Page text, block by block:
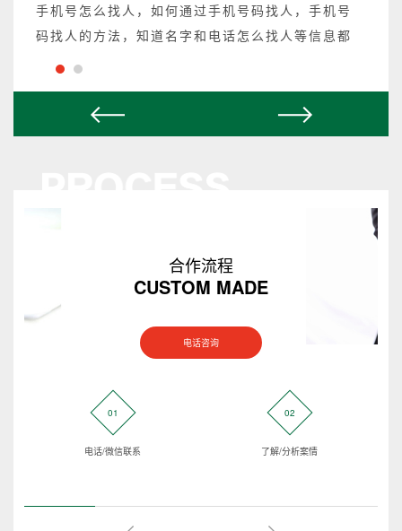
手机号怎么找人，如何通过手机号码找人，手机号
码找人的方法，知道名字和电话怎么找人等信息都
可以操作，不成功不收费。
合作流程
CUSTOM MADE
电话咨询
01
电话/微信联系
02
了解/分析案情